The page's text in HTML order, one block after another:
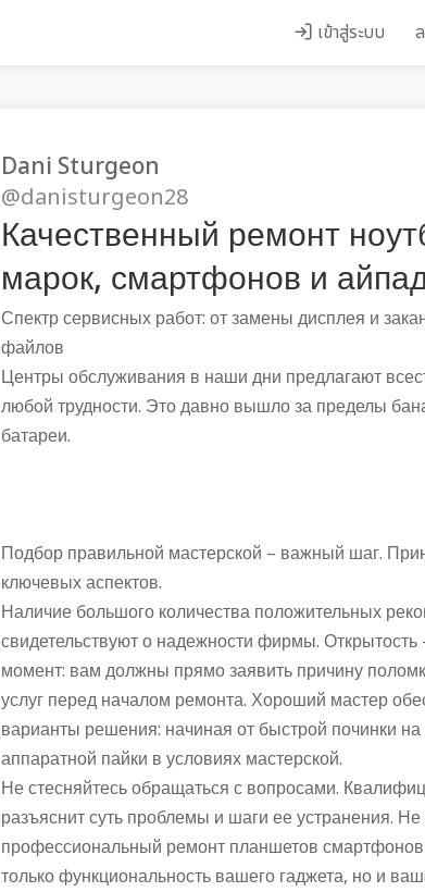
เข้าสู่ระบบ
Dani Sturgeon
@danisturgeon28
Качественный ремонт
марок, смартфонов и
Спектр сервисных работ: от замены дисплея и
файлов
Центры обслуживания в наши дни предлагают
любой трудности. Это давно вышло за пределы
батареи.
Подбор правильной мастерской – важный шаг.
ключевых аспектов.
Наличие большого количества положительных
свидетельствуют о надежности фирмы.
момент: вам должны прямо заявить причину
услуг перед началом ремонта. Хороший мастер
варианты решения: начиная от быстрой починки
аппаратной пайки в условиях мастерской.
Не стесняйтесь обращаться с вопросами.
разъяснит суть проблемы и шаги ее устранения.
профессиональный ремонт планшетов
только функциональность вашего гаджета, но и